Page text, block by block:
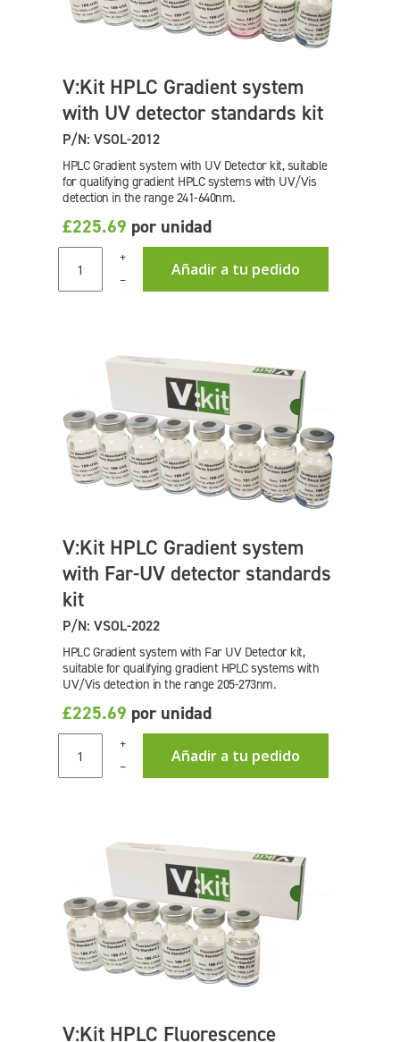
V:Kit HPLC Gradient system
with UV detector standards kit
P/N: VSOL-2012
HPLC Gradient system with UV Detector kit, suitable
for qualifying gradient HPLC systems with UV/Vis
detection in the range 241-640nm.
£225.69 por unidad
+
Añadir a tu pedido
–
V:Kit HPLC Gradient system
with Far-UV detector standards
kit
P/N: VSOL-2022
HPLC Gradient system with Far UV Detector kit,
suitable for qualifying gradient HPLC systems with
UV/Vis detection in the range 205-273nm.
£225.69 por unidad
+
Añadir a tu pedido
–
V:Kit HPLC Fluorescence